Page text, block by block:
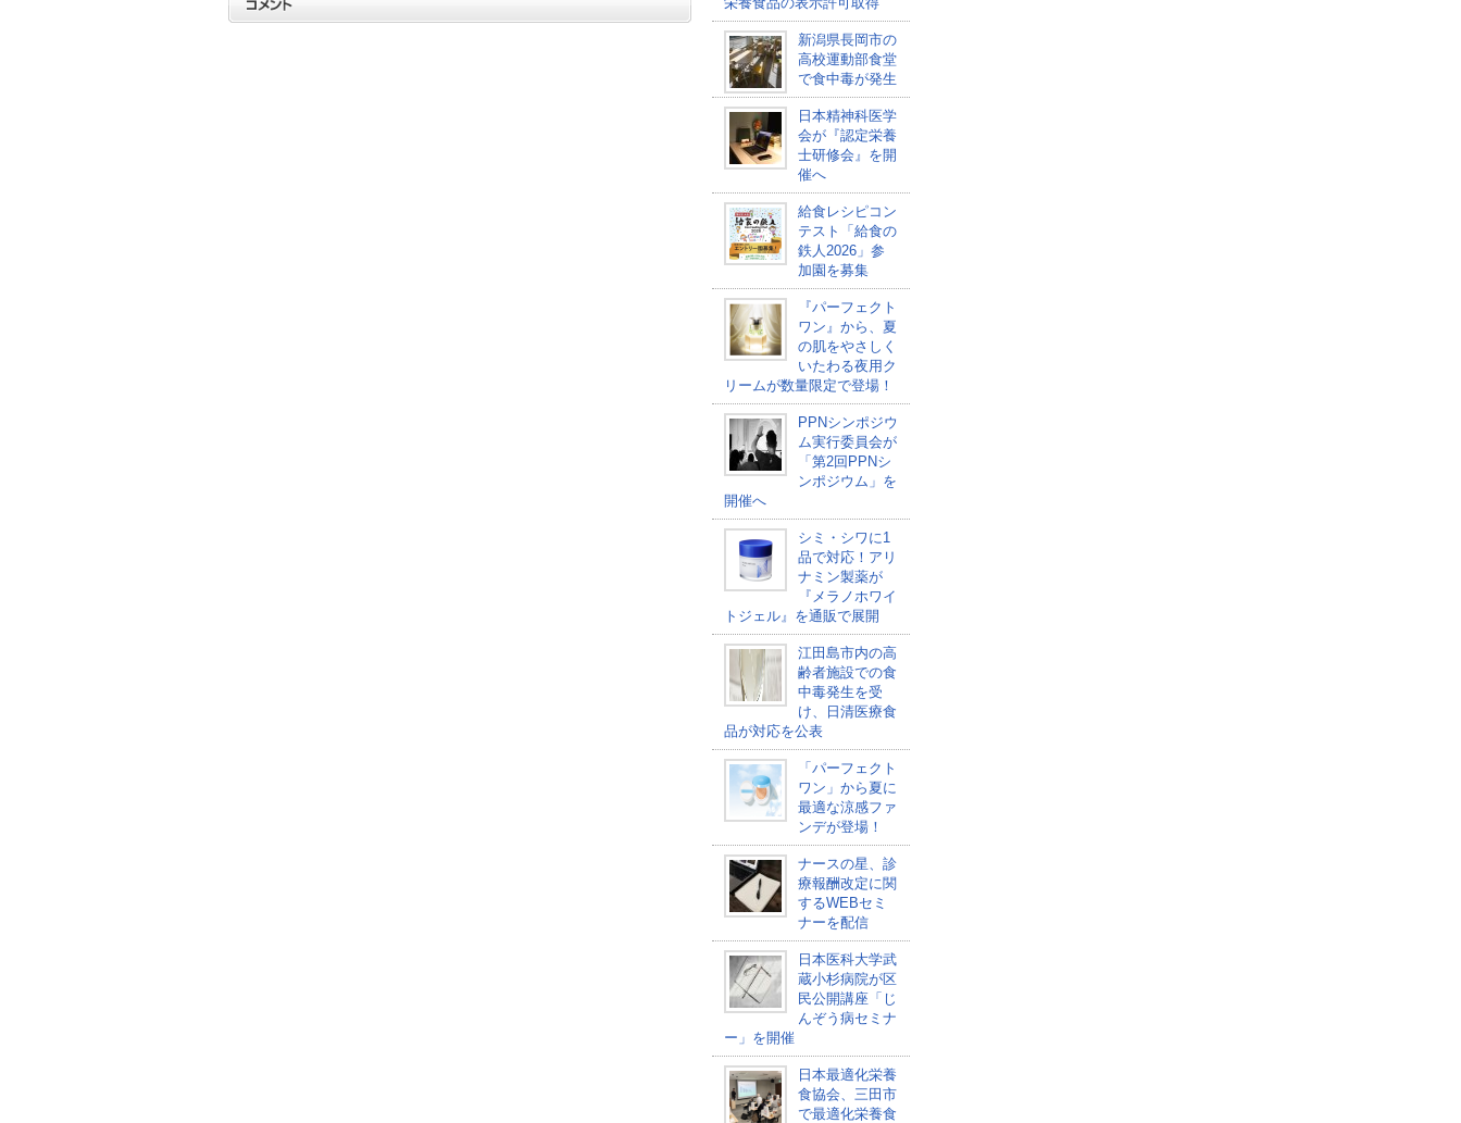
新潟県長岡市の
高校運動部食堂
で食中毒が発生
日本精神科医学
会が『認定栄養
士研修会』を開
催へ
給食レシピコン
テスト「給食の
鉄人2026」参
加園を募集
『パーフェクト
ワン』から、夏
の肌をやさしく
いたわる夜用ク
リームが数量限定で登場！
PPNシンポジウ
ム実行委員会が
「第2回PPNシ
ンポジウム」を
開催へ
シミ・シワに1
品で対応！アリ
ナミン製薬が
『メラノホワイ
トジェル』を通販で展開
江田島市内の高
齢者施設での食
中毒発生を受
け、日清医療食
品が対応を公表
「パーフェクト
ワン」から夏に
最適な涼感ファ
ンデが登場！
ナースの星、診
療報酬改定に関
するWEBセミ
ナーを配信
日本医科大学武
蔵小杉病院が区
民公開講座「じ
んぞう病セミナ
ー」を開催
日本最適化栄養
食協会、三田市
で最適化栄養食